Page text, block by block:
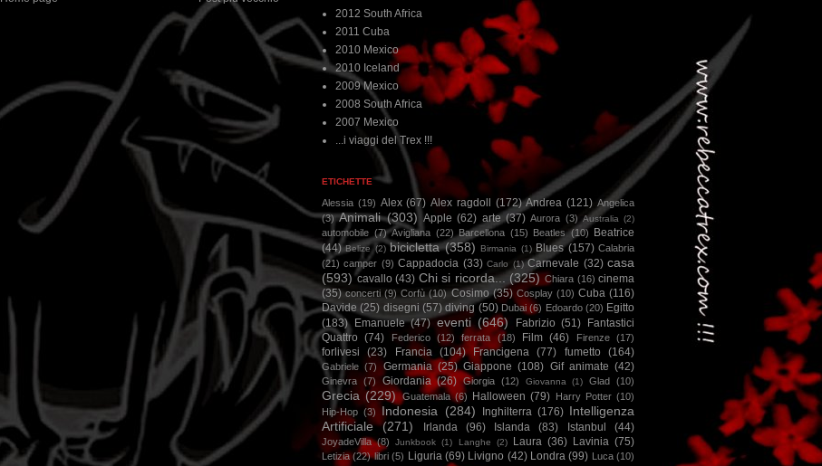
2012 South Africa
2011 Cuba
2010 Mexico
2010 Iceland
2009 Mexico
2008 South Africa
2007 Mexico
...i viaggi del Trex !!!
ETICHETTE
Alessia (19) Alex (67) Alex ragdoll (172) Andrea (121) Angelica
(3) Animali (303) Apple (62) arte (37) Aurora (3) Australia (2)
automobile (7) Avigliana (22) Barcellona (15) Beatles (10)
Beatrice
(44) Belize (2) bicicletta (358) Birmania (1) Blues (157) Calabria
(21) camper (9) Cappadocia (33) Carlo (1) Carnevale (32) casa
(593) cavallo (43) Chi si ricorda... (325) Chiara (16) cinema
(35) concerti (9) Corfù (10) Cosimo (35) Cosplay (10) Cuba (116)
Davide (25) disegni (57) diving (50) Dubai (6) Edoardo (20) Egitto
(183)
Emanuele (47) eventi (646) Fabrizio (51)
Fantastici
Quattro (74) Federico (12) ferrata (18) Film (46) Firenze (17)
forlivesi (23) Francia (104) Francigena (77) fumetto (164)
Gabriele (7) Germania (25) Giappone (108) Gif animate (42)
Ginevra (7) Giordania (26) Giorgia (12) Giovanna (1) Glad (10)
Grecia (229) Guatemala (6) Halloween (79) Harry Potter (10)
Hip-Hop (3) Indonesia (284) Inghilterra (176) Intelligenza
Artificiale
(271) Irlanda (96) Islanda (83) Istanbul (44)
JoyadeVilla (8) Junkbook (1) Langhe (2) Laura (36) Lavinia (75)
Letizia (22) libri (5) Liguria (69) Livigno (42) Londra (99) Luca (10)